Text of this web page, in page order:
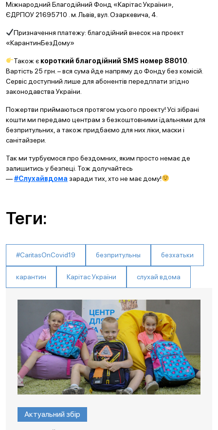
Міжнародний Благодійний Фонд «Карітас України»,
ЄДРПОУ 21695710 . м. Львів, вул. Озаркевича, 4.
Призначення платежу: благодійний внесок на проект
«КарантинБезДому»
Також є короткий благодійний SMS номер 88010
Вартість 25 грн. – вся сума йде напряму до Фонду без комісій.
Сервіс доступний лише для абонентів передплати згідно
законодавства України.
Пожертви приймаються протягом усього проекту! Усі зібрані
кошти ми передамо центрам з безкоштовними їдальнями для
безпритульних, а також придбаємо для них ліки, маски і
санітайзери.
Так ми турбуємося про бездомних, яким просто немає де
залишитись у безпеці. Тож долучайтесь
—#Слухайвдома заради тих, хто не має дому!
Теги:
#CaritasOnCovid19 безпритульны безхатьки
карантин Карітас України слухай вдома
Актуальний збір